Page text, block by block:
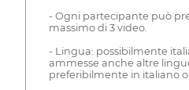
- Ogni partecipante può
massimo di 3 video.
- Lingua: possibilmente
ammesse anche altre
preferibilmente in italiano o